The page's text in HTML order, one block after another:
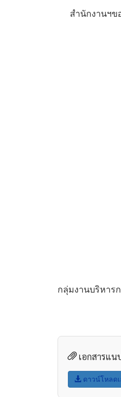
สำนักงานฯขอ
กลุ่มงานบริหาร
เอกสารแน
ดาวน์โหลด